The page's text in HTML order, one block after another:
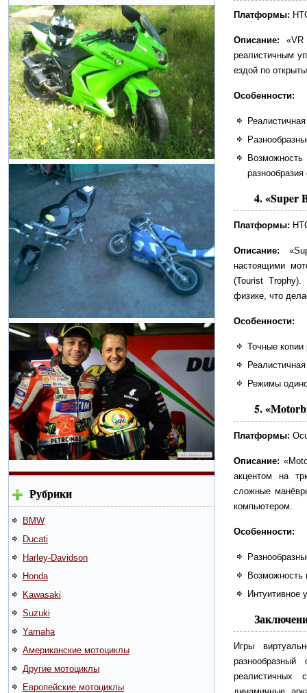
Рубрики
BMW
Ducati
Harley-Davidson
Honda
Kawasaki
Suzuki
Yamaha
Американские мотоциклы
Другие мотоциклы
Европейские мотоциклы
Платформы:
Описание: «VR
реалистичным
ездой по
Особенности:
4.«Super
Платформы:
Описание:
настоящими
(Tourist Trophy).
физике, что
Особенности:
Точные копии
Режимы
5.
Платформы:
Описание:
акцентом на
сложные
компьютером.
Особенности:
Возможность
Интуитивное
Игры
реалистичных